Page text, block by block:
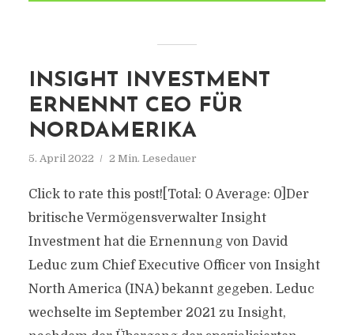
INSIGHT INVESTMENT
ERNENNT CEO FÜR
NORDAMERIKA
5. April 2022 2 Min. Lesedauer
Click to rate this post![Total: 0 Average: 0]Der
britische Vermögensverwalter Insight
Investment hat die Ernennung von David
Leduc zum Chief Executive Officer von Insight
North America (INA) bekannt gegeben. Leduc
wechselte im September 2021 zu Insight,